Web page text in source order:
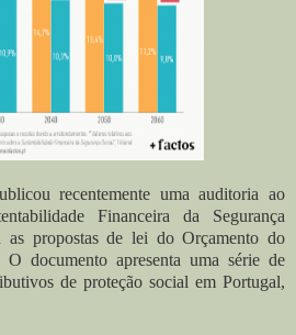
recentemente uma auditoria ao
Financeira da Segurança
as propostas de lei do Orçamento do
O documento apresenta uma série de
de proteção social em Portugal,